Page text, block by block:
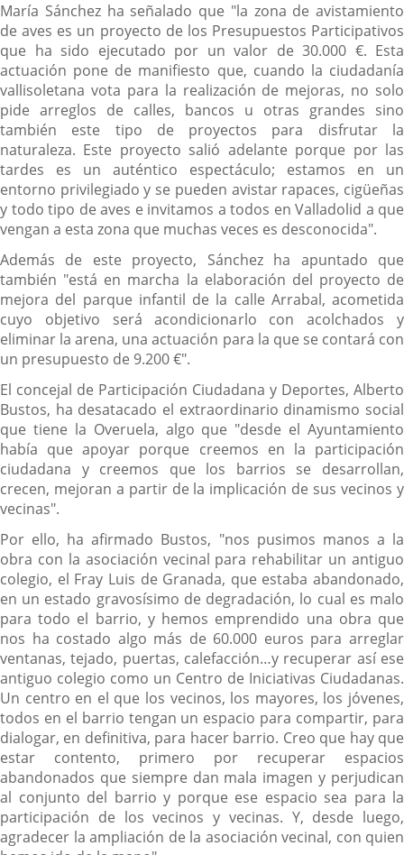
María Sánchez ha señalado que "la zona de avistamiento
de aves es un proyecto de los Presupuestos Participativos
que ha sido ejecutado por un valor de 30.000 €. Esta
actuación pone de manifiesto que, cuando la ciudadanía
vallisoletana vota para la realización de mejoras, no solo
pide arreglos de calles, bancos u otras grandes sino
también este tipo de proyectos para disfrutar la
naturaleza. Este proyecto salió adelante porque por las
tardes es un auténtico espectáculo; estamos en un
entorno privilegiado y se pueden avistar rapaces, cigüeñas
y todo tipo de aves e invitamos a todos en Valladolid a que
vengan a esta zona que muchas veces es desconocida".
Además de este proyecto, Sánchez ha apuntado que
también "está en marcha la elaboración del proyecto de
mejora del parque infantil de la calle Arrabal, acometida
cuyo objetivo será acondicionarlo con acolchados y
eliminar la arena, una actuación para la que se contará con
un presupuesto de 9.200 €".
El concejal de Participación Ciudadana y Deportes, Alberto
Bustos, ha desatacado el extraordinario dinamismo social
que tiene la Overuela, algo que "desde el Ayuntamiento
había que apoyar porque creemos en la participación
ciudadana y creemos que los barrios se desarrollan,
crecen, mejoran a partir de la implicación de sus vecinos y
vecinas".
Por ello, ha afirmado Bustos, "nos pusimos manos a la
obra con la asociación vecinal para rehabilitar un antiguo
colegio, el Fray Luis de Granada, que estaba abandonado,
en un estado gravosísimo de degradación, lo cual es malo
para todo el barrio, y hemos emprendido una obra que
nos ha costado algo más de 60.000 euros para arreglar
ventanas, tejado, puertas, calefacción…y recuperar así ese
antiguo colegio como un Centro de Iniciativas Ciudadanas.
Un centro en el que los vecinos, los mayores, los jóvenes,
todos en el barrio tengan un espacio para compartir, para
dialogar, en definitiva, para hacer barrio. Creo que hay que
estar contento, primero por recuperar espacios
abandonados que siempre dan mala imagen y perjudican
al conjunto del barrio y porque ese espacio sea para la
participación de los vecinos y vecinas. Y, desde luego,
agradecer la ampliación de la asociación vecinal, con quien